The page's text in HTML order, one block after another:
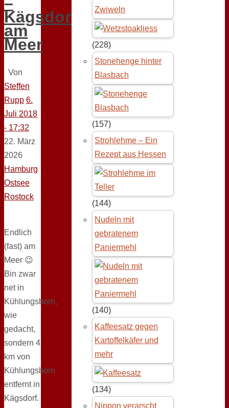
Kägsdorf
am
Meer
Von
Steffen
Rupp 6.
Juli 2018
- 17:32
22. März
2026
Hamburg
Ostsee
Rostock
Endlich
(fast) am
Meer 😉
Bin zwar
net in
Kühlungsborn,
wie
gedacht,
sondern 4
km von
Kühlungsborn
entfernt in
Kägsdorf.
Zwiweln
(228)
Stonehenge hinter
Blasbach
(157)
Strohlehme – Ein
Rezept aus Hessen
(144)
Nudeln mit
gebratenem
Paniermehl
(140)
Kaffeesatz gegen
Kartoffelkäfer und
mehr
(134)
Nippon verarscht